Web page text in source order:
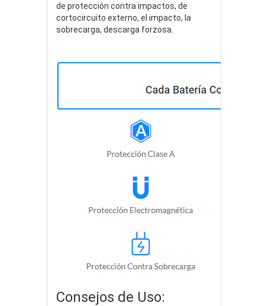
de protección contra impactos, de
cortocircuito externo, el impacto, la
sobrecarga, descarga forzosa.
Consejos de Uso: